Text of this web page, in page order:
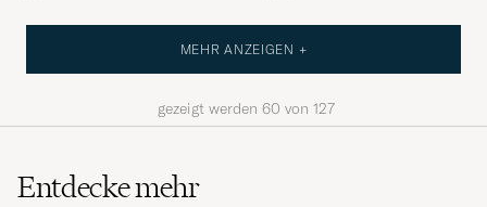
MEHR ANZEIGEN +
gezeigt werden 60 von 127
Entdecke mehr